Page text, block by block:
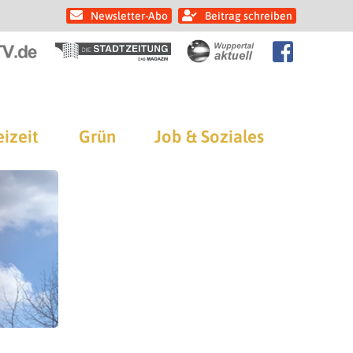
Newsletter-Abo Beitrag schreiben
Grün Job & Soziales